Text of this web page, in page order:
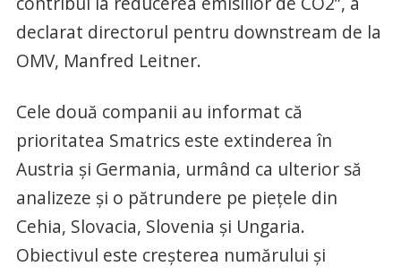
declarat directorul pentru downstream de la
OMV, Manfred Leitner.
Cele două companii au informat că
prioritatea Smatrics este extinderea în
Austria şi Germania, urmând ca ulterior să
analizeze şi o pătrundere pe pieţele din
Cehia, Slovacia, Slovenia şi Ungaria.
Obiectivul este creşterea numărului şi